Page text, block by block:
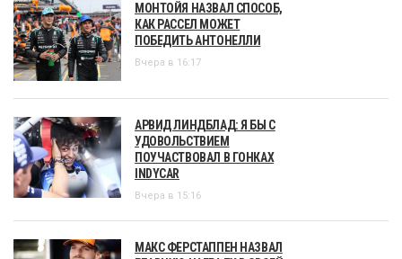
МОНТОЙЯ НАЗВАЛ СПОСОБ,
КАК РАССЕЛ МОЖЕТ
ПОБЕДИТЬ АНТОНЕЛЛИ
Вчера в 16:17
АРВИД ЛИНДБЛАД: Я БЫ С
УДОВОЛЬСТВИЕМ
ПОУЧАСТВОВАЛ В ГОНКАХ
INDYCAR
Вчера в 15:16
МАКС ФЕРСТАППЕН НАЗВАЛ